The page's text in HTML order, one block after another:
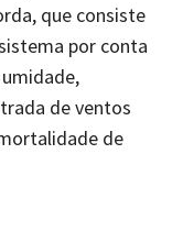
que consiste
por conta
de ventos
de